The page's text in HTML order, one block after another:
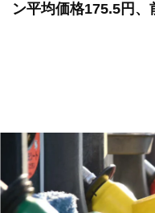
ン平均価格175.5円、